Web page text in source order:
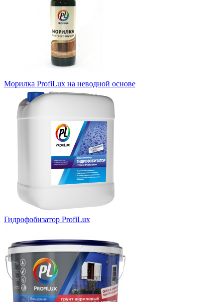
Морилка ProfiLux на неводной основе
Гидрофобизатор ProfiLux